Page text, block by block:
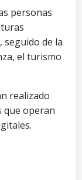
personas
seguido de la
el turismo
realizado
que operan